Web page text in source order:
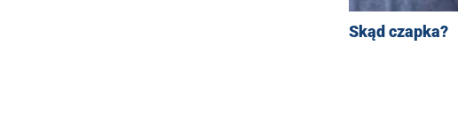
Skąd czapka?